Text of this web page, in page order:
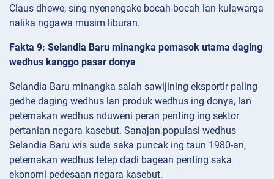
Claus dhewe, sing nyenengake bocah-bocah lan kulawarga
nalika nggawa musim liburan.
Fakta 9: Selandia Baru minangka pemasok utama daging
wedhus kanggo pasar donya
Selandia Baru minangka salah sawijining eksportir paling
gedhe daging wedhus lan produk wedhus ing donya, lan
peternakan wedhus nduweni peran penting ing sektor
pertanian negara kasebut. Sanajan populasi wedhus
Selandia Baru wis suda saka puncak ing taun 1980-an,
peternakan wedhus tetep dadi bagean penting saka
ekonomi pedesaan negara kasebut.